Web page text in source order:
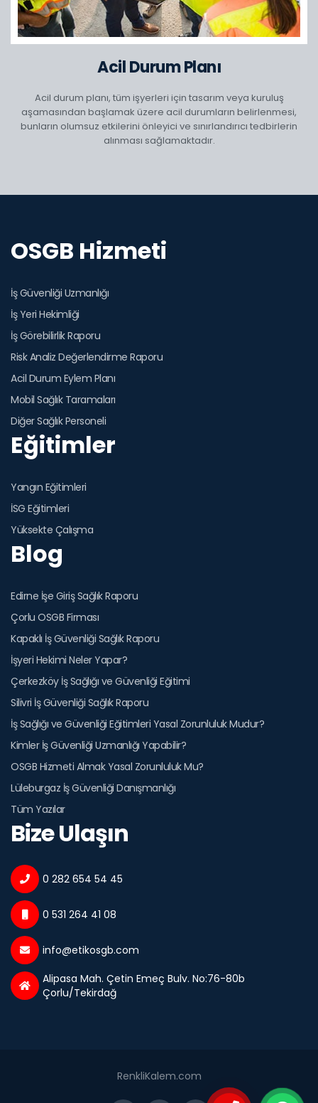
Acil Durum Planı
Acil durum planı, tüm işyerleri için tasarım veya kuruluş
aşamasından başlamak üzere acil durumların belirlenmesi,
bunların olumsuz etkilerini önleyici ve sınırlandırıcı tedbirlerin
alınması sağlamaktadır.
OSGB Hizmeti
İş Güvenliği Uzmanlığı
İş Yeri Hekimliği
İş Görebilirlik Raporu
Risk Analiz Değerlendirme Raporu
Acil Durum Eylem Planı
Mobil Sağlık Taramaları
Diğer Sağlık Personeli
Eğitimler
Yangın Eğitimleri
İSG Eğitimleri
Yüksekte Çalışma
Blog
Edirne İşe Giriş Sağlık Raporu
Çorlu OSGB Firması
Kapaklı İş Güvenliği Sağlık Raporu
İşyeri Hekimi Neler Yapar?
Çerkezköy İş Sağlığı ve Güvenliği Eğitimi
Silivri İş Güvenliği Sağlık Raporu
İş Sağlığı ve Güvenliği Eğitimleri Yasal Zorunluluk Mudur?
Kimler İş Güvenliği Uzmanlığı Yapabilir?
OSGB Hizmeti Almak Yasal Zorunluluk Mu?
Lüleburgaz İş Güvenliği Danışmanlığı
Tüm Yazılar
Bize Ulaşın
0 282 654 54 45
0 531 264 41 08
info@etikosgb.com
Alipasa Mah. Çetin Emeç Bulv. No:76-80b
Çorlu/Tekirdağ
RenkliKalem.com